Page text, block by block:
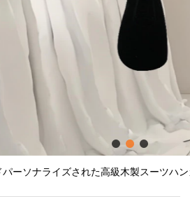
クリックして詳細をご
パーソナライズされた高級木製スーツハ